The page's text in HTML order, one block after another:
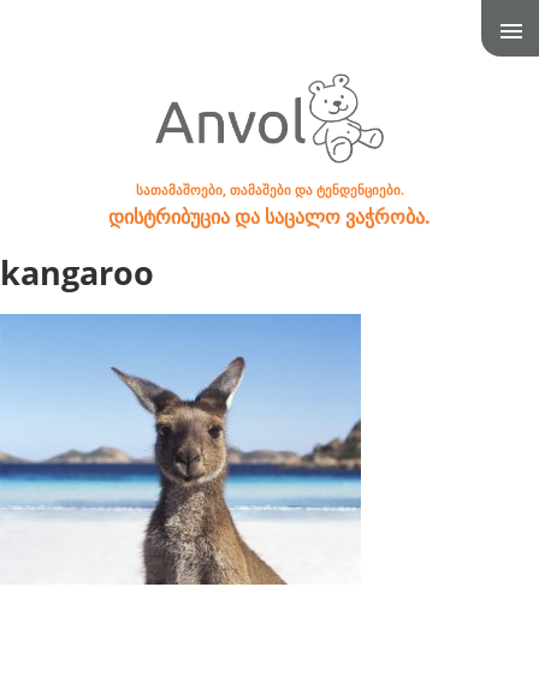
სათამაშოები, თამაშები და ტენდენციები.
დისტრიბუცია და საცალო ვაჭრობა.
kangaroo